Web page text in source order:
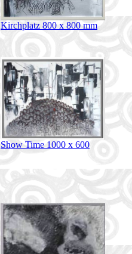
Kirchplatz 800 x 800 mm
Show Time 1000 x 600